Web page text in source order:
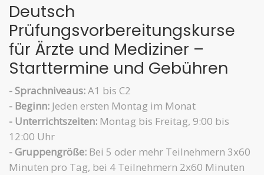
Deutsch
Prüfungsvorbereitungskurse
für Ärzte und Mediziner –
Starttermine und Gebühren
- Sprachniveaus:A1 bis C2
- Beginn: Jeden ersten Montag im Monat
- Unterrichtszeiten: Montag bis Freitag, 9:00 bis
12:00 Uhr
- Gruppengröße: Bei 5 oder mehr Teilnehmern 3x60
Minuten pro Tag, bei 4 Teilnehmern 2x60 Minuten